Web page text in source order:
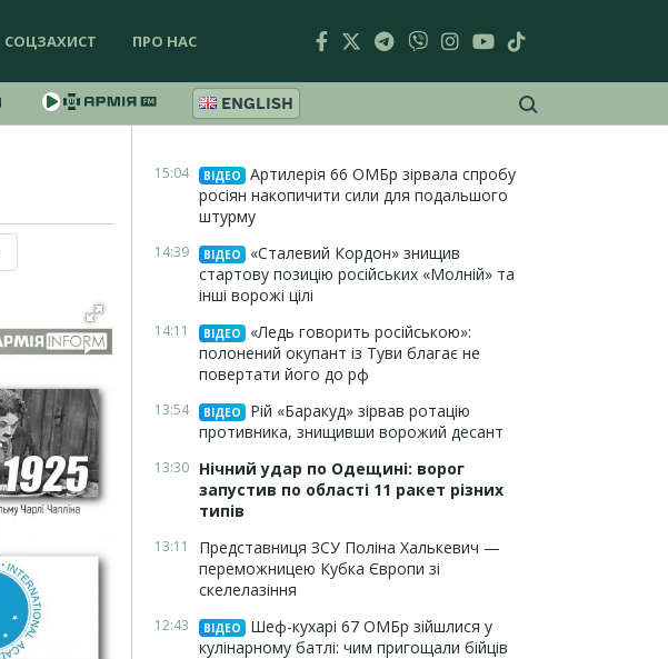
СОЦЗАХИСТ ПРО НАС
ENGLISH
15:04 ВІДЕО
Артилерія 66 ОМБр зірвала спробу
росіян накопичити сили для подальшого
штурму
14:39 ВІДЕО
«Сталевий Кордон» знищив
стартову позицію російських «Молній» та
інші ворожі цілі
14:11 ВІДЕО
«Ледь говорить російською»:
полонений окупант із Туви благає не
повертати його до рф
13:54 ВІДЕО
Рій «Баракуд» зірвав ротацію
противника, знищивши ворожий десант
13:30 Нічний удар по Одещині: ворог
запустив по області 11 ракет різних
типів
13:11
Представниця ЗСУ Поліна Халькевич —
переможницею Кубка Європи зі
скелелазіння
12:43 ВІДЕО
Шеф-кухарі 67 ОМБр зійшлися у
кулінарному батлі: чим пригощали бійців